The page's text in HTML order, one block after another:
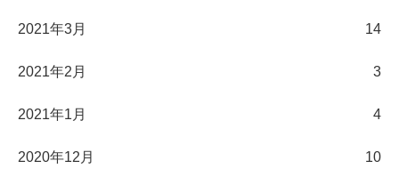
2021年3月 14
2021年2月 3
2021年1月 4
2020年12月 10